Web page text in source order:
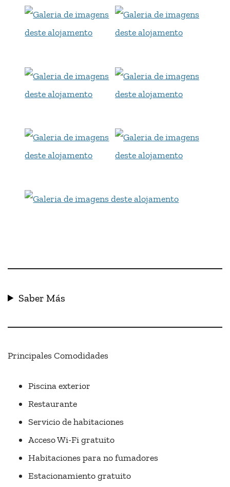
Saber Más
Principales Comodidades
Piscina exterior
Restaurante
Servicio de habitaciones
Acceso Wi-Fi gratuito
Habitaciones para no fumadores
Estacionamiento gratuito